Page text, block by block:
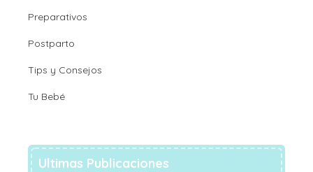
Preparativos
Postparto
Tips y Consejos
Tu Bebé
Ultimas Publicaciones